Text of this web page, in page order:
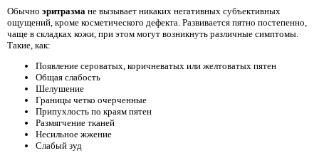
Обычно эритразма не вызывает никаких негативных субъективных
ощущений, кроме косметического дефекта. Развивается пятно постепенно,
чаще в складках кожи, при этом могут возникнуть различные симптомы.
Такие, как:
Появление сероватых, коричневатых или желтоватых пятен
Общая слабость
Шелушение
Границы четко очерченные
Припухлость по краям пятен
Размягчение тканей
Несильное жжение
Слабый зуд